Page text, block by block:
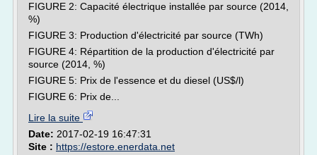
FIGURE 2: Capacité électrique installée par source (2014,
%)
FIGURE 3: Production d'électricité par source (TWh)
FIGURE 4: Répartition de la production d'électricité par
source (2014, %)
FIGURE 5: Prix de l'essence et du diesel (US$/l)
FIGURE 6: Prix de...
Lire la suite
Date: 2017-02-19 16:47:31
Site : https://estore.enerdata.net